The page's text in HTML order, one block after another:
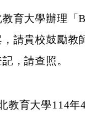
育大學辦理「
請貴校鼓勵教
，請查照。
教育大學114